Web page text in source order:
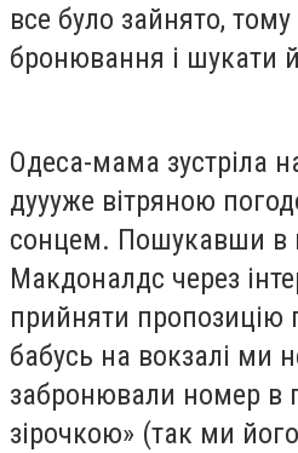
все було зайнято,
бронювання і шукати
Одеса-мама зустріла
дуууже вітряною
сонцем. Пошукавши в
Макдоналдс через
прийняти пропозицію
бабусь на вокзалі ми
забронювали номер в
зірочкою» (так ми